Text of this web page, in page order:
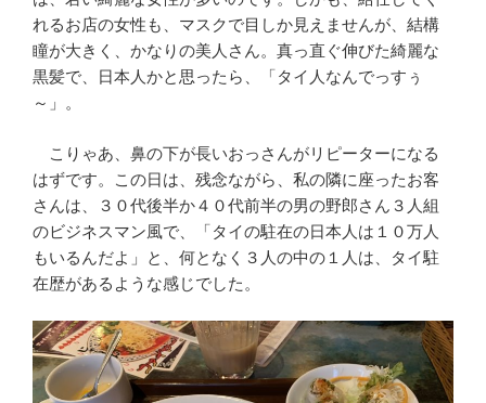
れるお店の女性も、マスクで目しか見えませんが、結構
瞳が大きく、かなりの美人さん。真っ直ぐ伸びた綺麗な
黒髪で、日本人かと思ったら、「タイ人なんでっすぅ
～」。
こりゃあ、鼻の下が長いおっさんがリピーターになる
はずです。この日は、残念ながら、私の隣に座ったお客
さんは、３０代後半か４０代前半の男の野郎さん３人組
のビジネスマン風で、「タイの駐在の日本人は１０万人
もいるんだよ」と、何となく３人の中の１人は、タイ駐
在歴があるような感じでした。